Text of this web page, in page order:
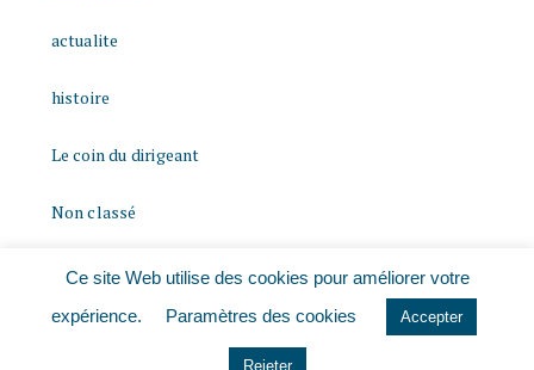
actualite
histoire
Le coin du dirigeant
Non classé
quizz
Ce site Web utilise des cookies pour améliorer votre
expérience.
Paramètres des cookies Accepter
Rejeter